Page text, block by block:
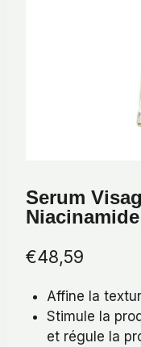
Serum
Niacinamide
€48,59
Affine la
Stimule la
et régule la